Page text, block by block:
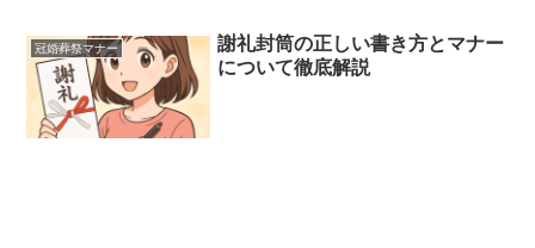
冠婚葬祭マナー
謝礼封筒の正しい書き方とマナー
について徹底解説